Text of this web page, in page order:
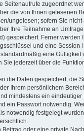
Seitenaufrufe zugeordnet
die von Ihnen gelesenen
ungelesen; sofern Sie
Ihre Teilnahme an
gespeichert. Ferner werden
und eine Session-
eine Gültigkeit
Sie jederzeit über die
die Daten gespeichert, die
Ihrem persönlichem
mindestens ein
ein Passwort notwendig.
notwendig festgelegt
Beitrag oder eine private